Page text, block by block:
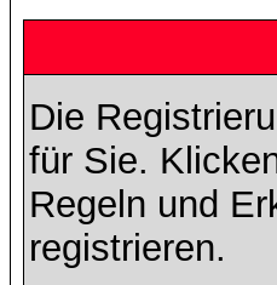
Die
für Sie.
Regeln und
registrieren.